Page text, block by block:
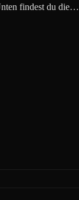
findest du die…